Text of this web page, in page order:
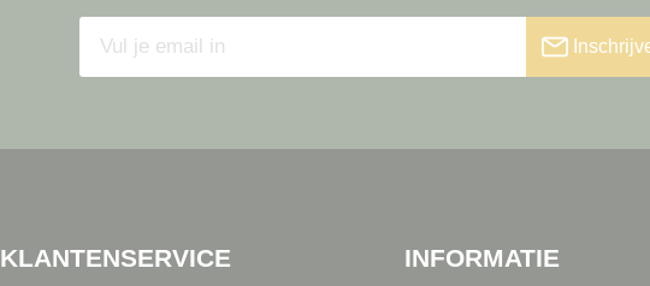
KLANTENSERVICE INFORMATIE